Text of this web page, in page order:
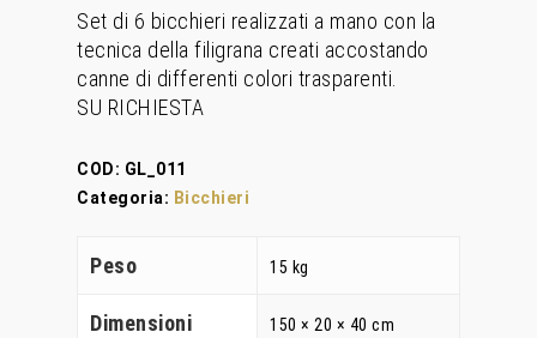
Set di 6 bicchieri realizzati a mano con la
tecnica della filigrana creati accostando
canne di differenti colori trasparenti.
SU RICHIESTA
COD: GL_011
Categoria: Bicchieri
Peso 15 kg
Dimensioni 150 × 20 × 40 cm
Home